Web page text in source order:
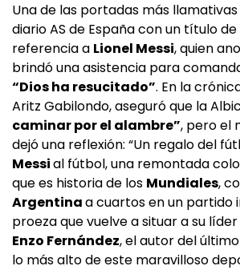
Una de las portadas más
diario AS de España con un título
referencia a Lionel Messi, quien
brindó una asistencia para
“Dios ha resucitado”. En la
Aritz Gabilondo, aseguró que la
caminar por el alambre”, pero el
dejó una reflexión: “Un regalo del
Messial fútbol, una remontada
que es historia de los Mundiales,
Argentinaa cuartos en un partido
proeza que vuelve a situar a su
Enzo Fernández, el autor del último
lo más alto de este maravilloso